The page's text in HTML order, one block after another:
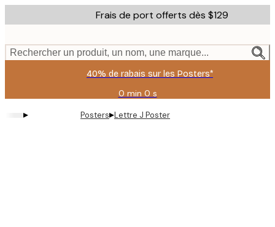
to
content.
Frais de port offerts dès $129
Rechercher un produit, un nom, une marque...
40% de rabais sur les Posters*
0 min 0 s
Valable
jusqu'au
:
▸ Posters▸Lettre J Poster